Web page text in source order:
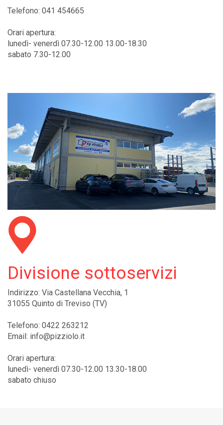
Telefono: 041 454665
Orari apertura:
lunedì- venerdì 07.30-12.00 13.00-18.30
sabato 7.30-12.00
Divisione sottoservizi
Indirizzo: Via Castellana Vecchia, 1
31055 Quinto di Treviso (TV)
Telefono: 0422 263212
Email: info@pizziolo.it
Orari apertura:
lunedì- venerdì 07.30-12.00 13.30-18.00
sabato chiuso